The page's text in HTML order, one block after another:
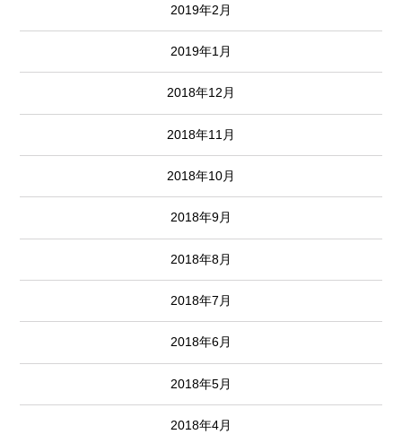
2019年2月
2019年1月
2018年12月
2018年11月
2018年10月
2018年9月
2018年8月
2018年7月
2018年6月
2018年5月
2018年4月